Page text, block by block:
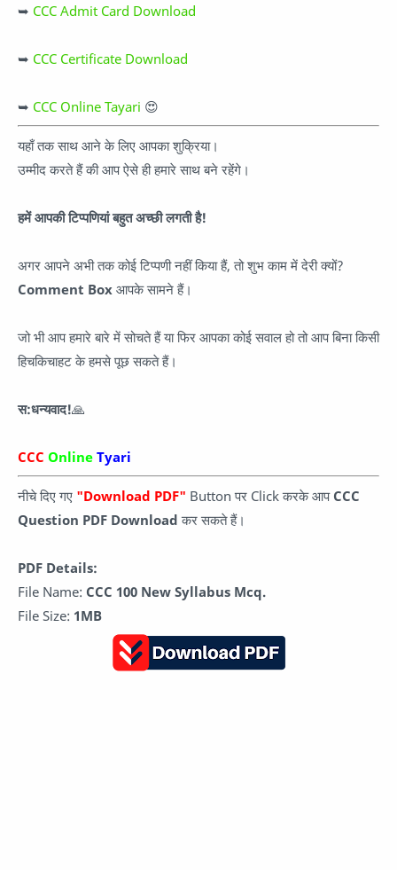
➥ CCC Admit Card Download
➥ CCC Certificate Download
➥ CCC Online Tayari 😍
यहाँ तक साथ आने के लिए आपका शुक्रिया।
उम्मीद करते हैं की आप ऐसे ही हमारे साथ बने रहेंगे।
हमें आपकी टिप्पणियां बहुत अच्छी लगती है!
अगर आपने अभी तक कोई टिप्पणी नहीं किया हैं, तो शुभ काम में देरी क्यों?
Comment Box आपके सामने हैं।
जो भी आप हमारे बारे में सोचते हैं या फिर आपका कोई सवाल हो तो आप बिना किसी
हिचकिचाहट के हमसे पूछ सकते हैं।
स:धन्यवाद!🙏
CCC Online Tyari
नीचे दिए गए "Download PDF" Button पर Click करके आप CCC
Question PDF Download कर सकते हैं।
PDF Details:
File Name: CCC 100 New Syllabus Mcq.
File Size: 1MB